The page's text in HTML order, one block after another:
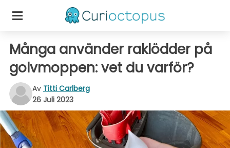
Många använder raklödder på
golvmoppen: vet du varför?
Av Titti Carlberg
26 Juli 2023